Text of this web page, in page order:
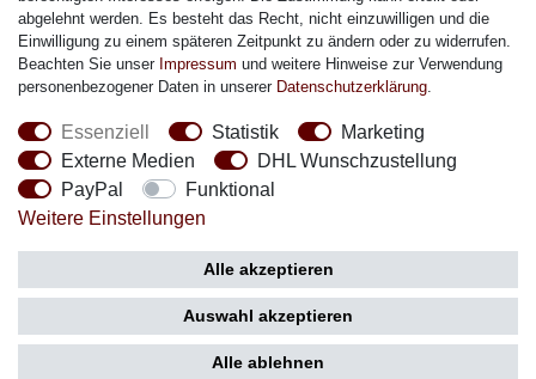
Social Media
Zahlung
abgelehnt werden. Es besteht das Recht, nicht einzuwilligen und die
Einwilligung zu einem späteren Zeitpunkt zu ändern oder zu widerrufen.
Beachten Sie unser Impressum und weitere Hinweise zur Verwendung
personenbezogener Daten in unserer Daten­schutz­erklärung
Essenziell Statistik
Marketing
Externe Medien
DHL Wunschzustellung
PayPal
Funktional
Weitere Einstellungen
Alle akzeptieren
Auswahl akzeptieren
Alle ablehnen